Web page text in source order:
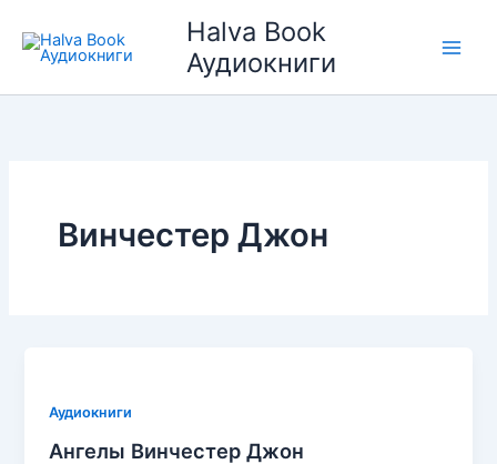
содержимому
Halva Book
Аудиокниги
Винчестер Джон
Аудиокниги
Ангелы Винчестер Джон